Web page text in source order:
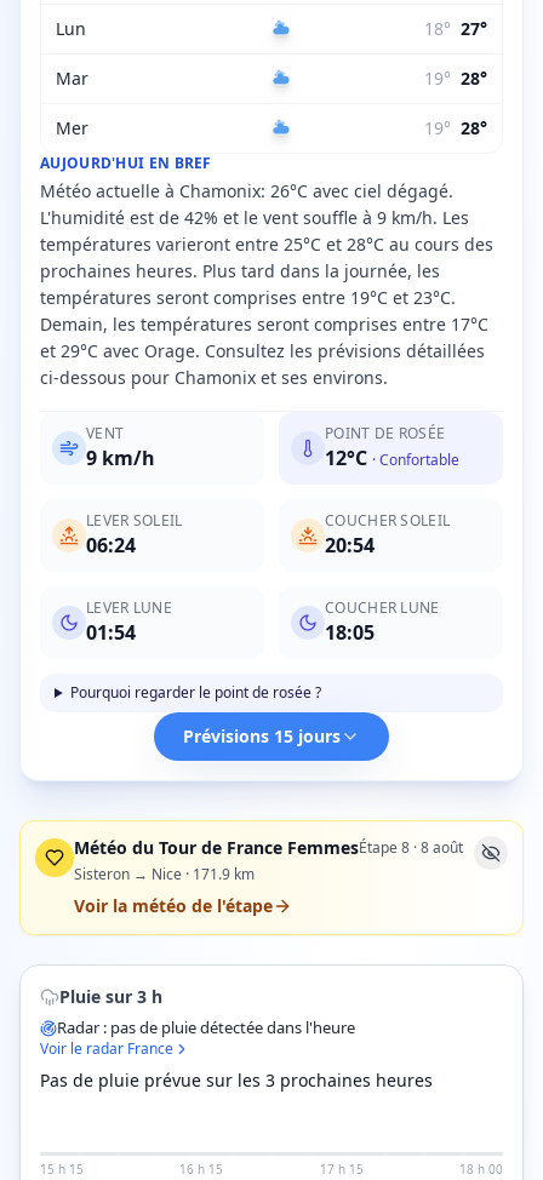
AUJOURD'HUI EN BREF
Météo actuelle à Chamonix: 26°C avec ciel dégagé.
L'humidité est de 42% et le vent souffle à 9 km/h. Les
températures varieront entre 25°C et 28°C au cours des
prochaines heures. Plus tard dans la journée, les
températures seront comprises entre 19°C et 23°C.
Demain, les températures seront comprises entre 17°C
et 29°C avec Orage. Consultez les prévisions détaillées
ci-dessous pour Chamonix et ses environs.
VENT
9 km/h
POINT DE ROSÉE
12°C ·Confortable
LEVER SOLEIL
06:24
COUCHER SOLEIL
20:54
LEVER LUNE
01:54
COUCHER LUNE
18:05
Pourquoi regarder le point de rosée ?
Lun 18° 27°
Mar 19° 28°
Mer 19° 28°
Prévisions 15 jours
Météo du Tour de France FemmesÉtape8 ·8 août
Sisteron → Nice · 171.9 km
Voir la météo de l'étape
Pluie sur 3 h
Radar : pas de pluie détectée dans l'heure
Voir le radar France
Pas de pluie prévue sur les 3 prochaines heures
15 h 15 16 h 15 17 h 15 18 h 00